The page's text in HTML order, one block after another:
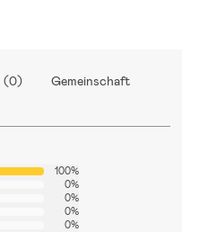
(0) Gemeinschaft
100%
0%
0%
0%
0%